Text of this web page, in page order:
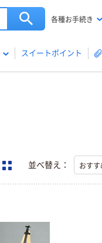
各種お手続き
スイートポイント
並べ替え：